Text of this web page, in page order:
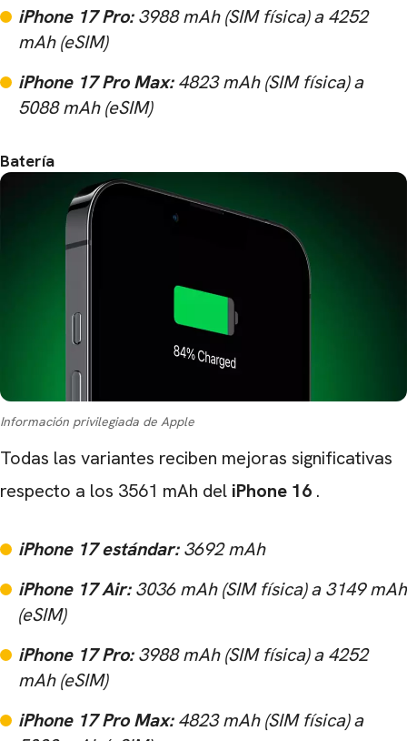
iPhone 17 Pro:3988 mAh (SIM física) a 4252
mAh (eSIM)
iPhone 17 Pro Max:4823 mAh (SIM física) a
5088 mAh (eSIM)
Batería
Información privilegiada de Apple
Todas las variantes reciben mejoras significativas
respecto a los 3561 mAh del iPhone 16 .
iPhone 17 estándar:3692 mAh
iPhone 17 Air:3036 mAh (SIM física) a 3149 mAh
(eSIM)
iPhone 17 Pro:3988 mAh (SIM física) a 4252
mAh (eSIM)
iPhone 17 Pro Max:4823 mAh (SIM física) a